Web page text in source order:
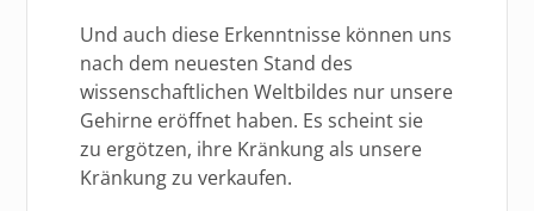
Und auch diese Erkenntnisse können uns
nach dem neuesten Stand des
wissenschaftlichen Weltbildes nur unsere
Gehirne eröffnet haben. Es scheint sie
zu ergötzen, ihre Kränkung als unsere
Kränkung zu verkaufen.